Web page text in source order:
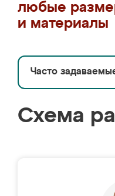
любые
и материалы
Часто
Схема